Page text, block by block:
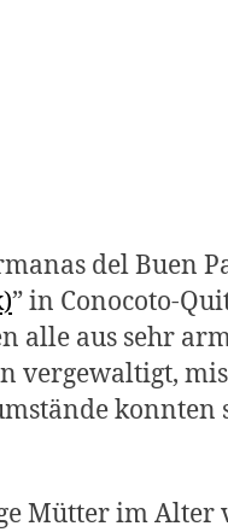
del Buen
” in Conocoto-
alle aus sehr
vergewaltigt,
konnten
Mütter im Alter